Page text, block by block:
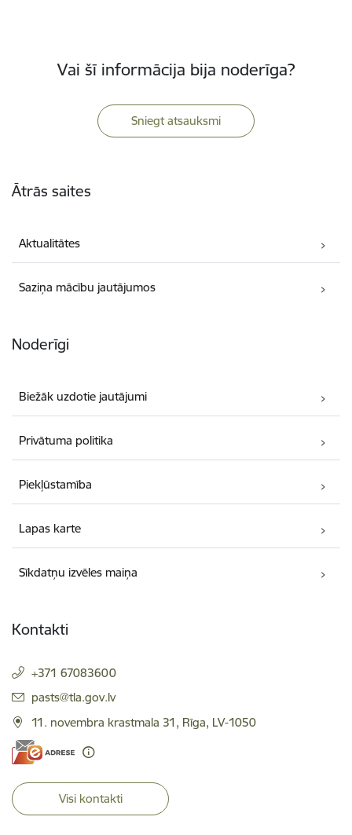
Vai šī informācija bija noderīga?
Sniegt atsauksmi
Ātrās saites
Aktualitātes
Saziņa mācību jautājumos
Noderīgi
Biežāk uzdotie jautājumi
Privātuma politika
Piekļūstamība
Lapas karte
Sīkdatņu izvēles maiņa
Kontakti
+371 67083600
E-pasts:
pasts@tla.gov.lv
11. novembra krastmala 31, Rīga, LV-1050
Visi kontakti